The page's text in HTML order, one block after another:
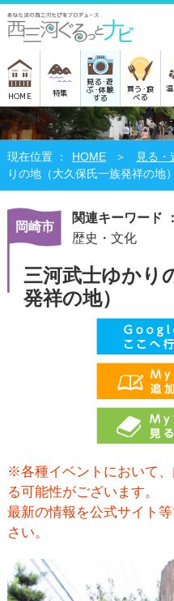
HOME 特集
見る･遊
ぶ･体験
する
買う･食
べる
HOME 見る・
りの地（大久保氏一族発祥の地）
岡崎市
関連キーワード ：
歴史・文化
三河武士ゆかり
発祥の地）
※各種イベントにおいて
る可能性がございます。
最新の情報を公式サイト
さい。